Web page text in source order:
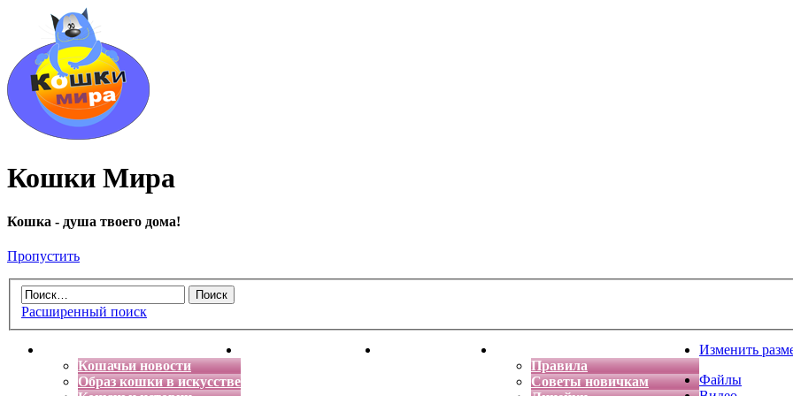
Кошки Мира
Кошка - душа твоего дома!
Пропустить
Расширенный поиск
Кошачьи новости
Образ кошки в искусстве
Энциклопедия кошек Детская фантазия
Правила
Советы новичкам
Изменить
Файлы